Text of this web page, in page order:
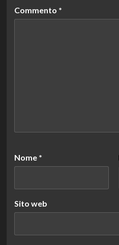
Commento *
Nome *
Sito web